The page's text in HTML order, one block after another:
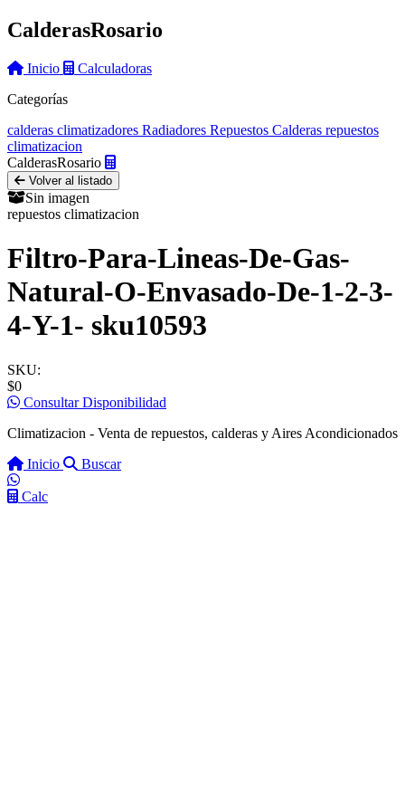
CalderasRosario
Inicio
Calculadoras
Categorías
calderas climatizadores Radiadores Repuestos Calderas repuestos
climatizacion
CalderasRosario
Volver al listado
Sin imagen
repuestos climatizacion
Filtro-Para-Lineas-De-Gas-
Natural-O-Envasado-De-1-2-3-
4-Y-1- sku10593
SKU:
$0
Consultar Disponibilidad
Climatizacion - Venta de repuestos, calderas y Aires Acondicionados
Inicio
Buscar
Calc